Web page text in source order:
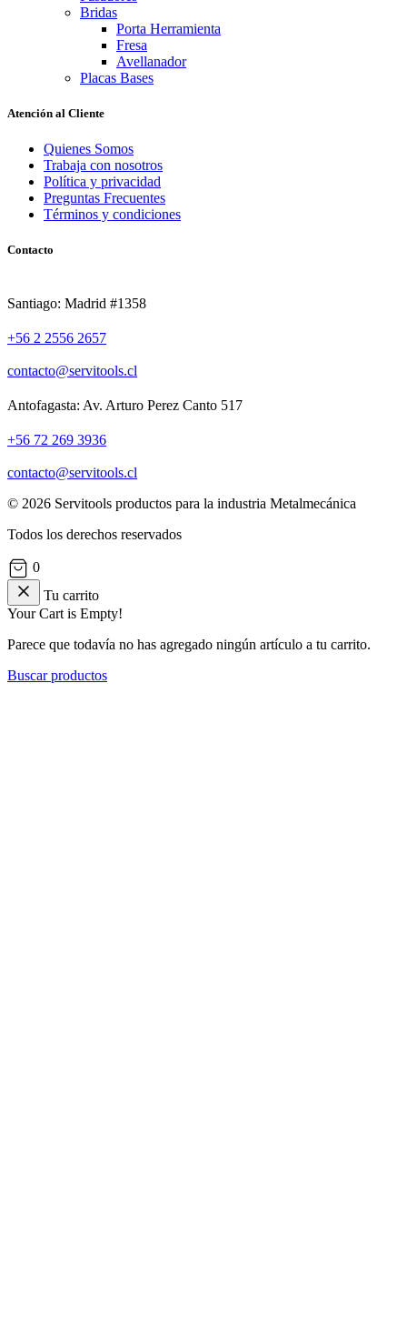
Bridas
Porta Herramienta
Fresa
Avellanador
Placas Bases
Atención al Cliente
Quienes Somos
Trabaja con nosotros
Política y privacidad
Preguntas Frecuentes
Términos y condiciones
Contacto
Santiago: Madrid #1358
+56 2 2556 2657
contacto@servitools.cl
Antofagasta: Av. Arturo Perez Canto 517
+56 72 269 3936
contacto@servitools.cl
© 2026 Servitools productos para la industria Metalmecánica
Todos los derechos reservados
0
Tu carrito
Your Cart is Empty!
Parece que todavía no has agregado ningún artículo a tu carrito.
Buscar productos